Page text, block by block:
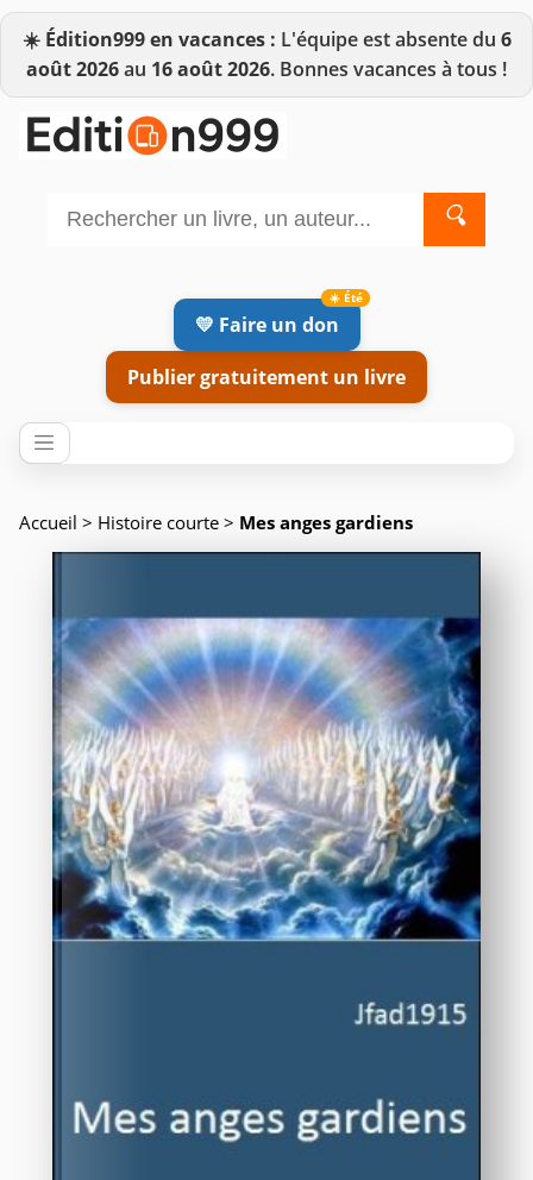
☀️ Édition999 en vacances : L'équipe est absente du 6
août 2026au 16 août 2026. Bonnes vacances à tous !
🔍
💛 Faire un don
Publier gratuitement un livre
Accueil > Histoire courte > Mes anges gardiens